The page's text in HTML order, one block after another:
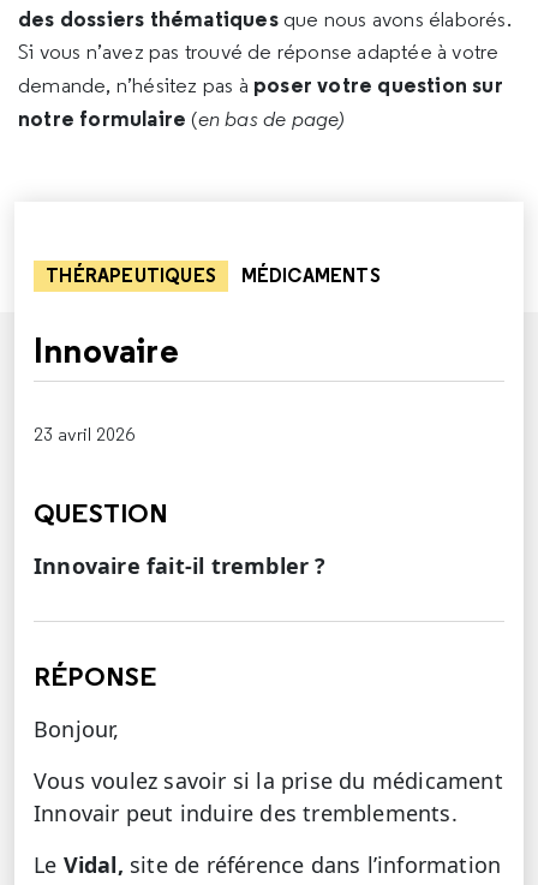
des dossiers thématiques que nous avons élaborés.
Si vous n’avez pas trouvé de réponse adaptée à votre
demande, n’hésitez pas à poser votre question sur
notre formulaire (en bas de page)
THÉRAPEUTIQUES MÉDICAMENTS
Innovaire
23 avril 2026
QUESTION
Innovaire fait-il trembler ?
RÉPONSE
Bonjour,
Vous voulez savoir si la prise du médicament
Innovair peut induire des tremblements.
Le Vidal, site de référence dans l’information